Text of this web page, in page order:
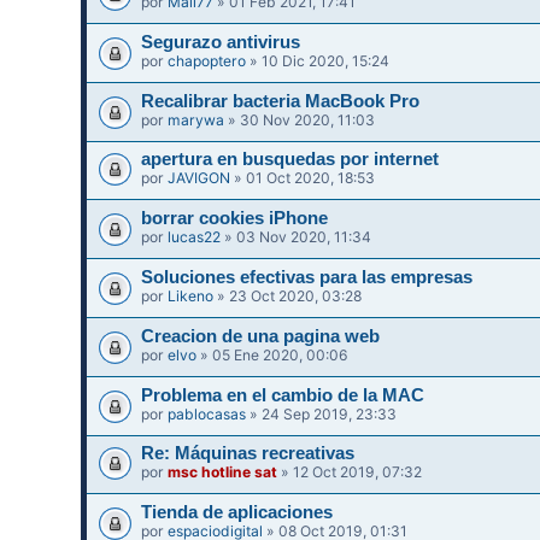
Segurazo antivirus
porchapoptero » 10 Dic 2020, 15:24
Recalibrar bacteria MacBook Pro
por marywa » 30 Nov 2020, 11:03
apertura en busquedas por internet
porJAVIGON » 01 Oct 2020, 18:53
borrar cookies iPhone
por lucas22 » 03 Nov 2020, 11:34
Soluciones efectivas para las empresas
por Likeno » 23 Oct 2020, 03:28
Creacion de una pagina web
porelvo » 05 Ene 2020, 00:06
Problema en el cambio de la MAC
por pablocasas » 24 Sep 2019, 23:33
Re: Máquinas recreativas
pormsc hotline sat » 12 Oct 2019, 07:32
Tienda de aplicaciones
porespaciodigital » 08 Oct 2019, 01:31